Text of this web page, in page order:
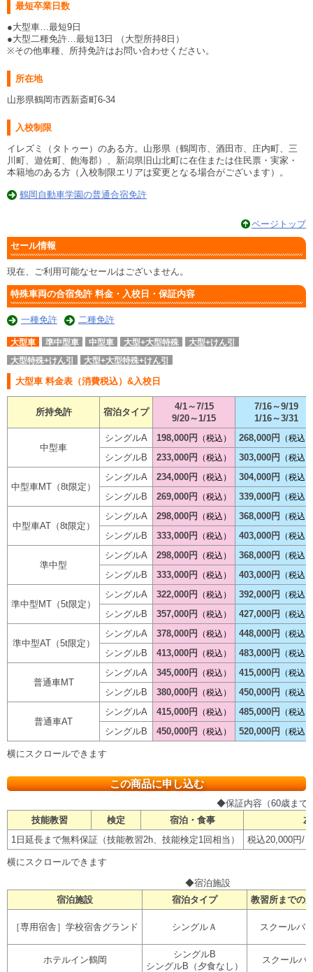
最短卒業日数
●大型車…最短9日
●大型二種免許…最短13日 （大型所持8日）
※その他車種、所持免許はお問い合わせください。
所在地
山形県鶴岡市西新斎町6-34
入校制限
イレズミ（タトゥー）のある方。山形県（鶴岡市、酒田市、庄内町、三
川町、遊佐町、飽海郡）、新潟県旧山北町に在住または住民票・実家・
本籍地のある方（入校制限エリアは変更となる場合がございます）。
鶴岡自動車学園の普通合宿免許
ページトップ
セール情報
現在、ご利用可能なセールはございません。
特殊車両の合宿免許 料金・入校日・保証内容
一種免許 二種免許
大型車 準中型車 中型車 大型+大型特殊 大型+けん引
大型特殊+けん引 大型+大型特殊+けん引
大型車 料金表（消費税込）&入校日
所持免許 宿泊タイプ
4/1～7/15
9/20～1/15
7/16～9/19
1/16～3/31
中型車
シングルA 198,000円 （税込） 268,000円 （税込）
シングルB 233,000円 （税込） 303,000円 （税込）
中型車MT（8t限定）
シングルA 234,000円 （税込） 304,000円 （税込）
シングルB 269,000円 （税込） 339,000円 （税込）
中型車AT（8t限定）
シングルA 298,000円 （税込） 368,000円 （税込）
シングルB 333,000円 （税込） 403,000円 （税込）
準中型
シングルA 298,000円 （税込） 368,000円 （税込）
シングルB 333,000円 （税込） 403,000円 （税込）
準中型MT（5t限定）
シングルA 322,000円 （税込） 392,000円 （税込）
シングルB 357,000円 （税込） 427,000円 （税込）
準中型AT（5t限定）
シングルA 378,000円 （税込） 448,000円 （税込）
シングルB 413,000円 （税込） 483,000円 （税込）
普通車MT
シングルA 345,000円 （税込） 415,000円 （税込）
シングルB 380,000円 （税込） 450,000円 （税込）
普通車AT
シングルA 415,000円 （税込） 485,000円 （税込）
シングルB 450,000円 （税込） 520,000円 （税込）
この商品に申し込む
◆保証内容（60歳まで
技能教習
検定 宿泊・食事
1日延長まで無料保証（技能教習2h、技能検定1回相当）
税込20,000円/
◆宿泊施設
宿泊施設
宿泊タイプ 教習所までの
［専用宿舎］学校宿舎グランド シングルＡ スクールバ
ホテルイン鶴岡
シングルB
シングルB（夕食なし）
スクールバ